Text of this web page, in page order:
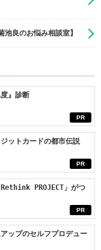
良のお悩み相談室】
PR
』診断
PR
ットカードの都市伝説
PR
PROJECT」がつ
ップのセルフプロデュー